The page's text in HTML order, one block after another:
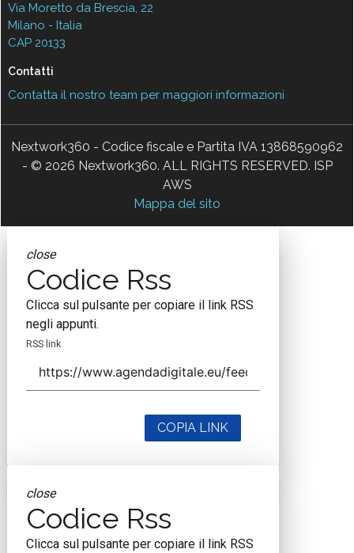
Via Moretto da Brescia, 22
Milano - Italia
CAP 20133
Contatti
Contatta il nostro team per maggiori informazioni
Nextwork360 - Codice fiscale e Partita IVA 13868590962
- © 2026 Nextwork360. ALL RIGHTS RESERVED. ISP
AWS
Mappa del sito
close
Codice Rss
Clicca sul pulsante per copiare il link RSS
negli appunti.
RSS link
COPIA LINK
close
Codice Rss
Clicca sul pulsante per copiare il link RSS